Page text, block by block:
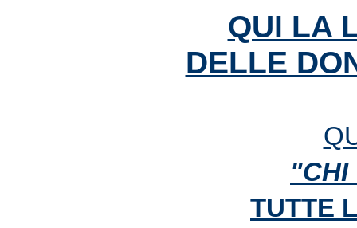
QUI LA
DELLE
"CHI
TUTTE